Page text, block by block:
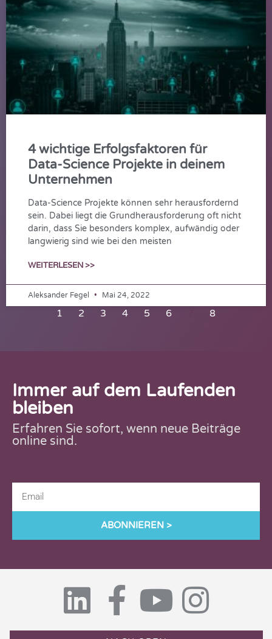
4 wichtige Erfolgsfaktoren für
Data-Science Projekte in deinem
Unternehmen
Data-Science Projekte können sehr herausfordernd
sein. Dabei liegt die Grundherausforderung oft nicht
darin, dass Sie besonders komplex, aufwändig oder
langwierig sind wie bei den meisten
WEITERLESEN >>
Aleksander Fegel Mai 24, 2022
1 2 3 4 5 6 8
Immer auf dem Laufenden
bleiben
Erfahren Sie sofort, wenn neue Beiträge
online sind.
ABONNIEREN >